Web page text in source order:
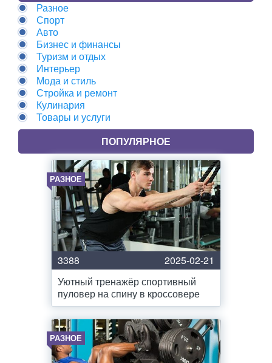
Разное
Спорт
Авто
Бизнес и финансы
Туризм и отдых
Интерьер
Мода и стиль
Стройка и ремонт
Кулинария
Товары и услуги
ПОПУЛЯРНОЕ
РАЗНОЕ
3388
2025-02-21
Уютный тренажёр спортивный
пуловер на спину в кроссовере
РАЗНОЕ